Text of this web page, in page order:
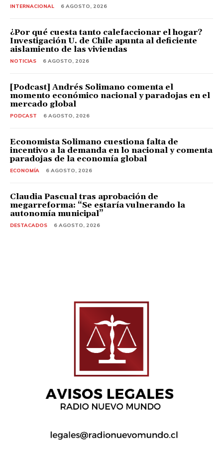
INTERNACIONAL 6 AGOSTO, 2026
¿Por qué cuesta tanto calefaccionar el hogar?
Investigación U. de Chile apunta al deficiente
aislamiento de las viviendas
NOTICIAS 6 AGOSTO, 2026
[Podcast] Andrés Solimano comenta el
momento económico nacional y paradojas en el
mercado global
PODCAST 6 AGOSTO, 2026
Economista Solimano cuestiona falta de
incentivo a la demanda en lo nacional y comenta
paradojas de la economía global
ECONOMÍA 6 AGOSTO, 2026
Claudia Pascual tras aprobación de
megarreforma: “Se estaría vulnerando la
autonomía municipal”
DESTACADOS 6 AGOSTO, 2026